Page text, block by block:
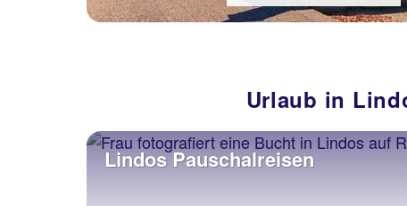
Urlaub in
Lindos Pauschalreisen